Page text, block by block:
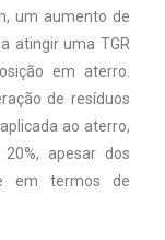
um aumento de
atingir uma TGR
em aterro.
de resíduos
ao aterro,
apesar dos
em termos de